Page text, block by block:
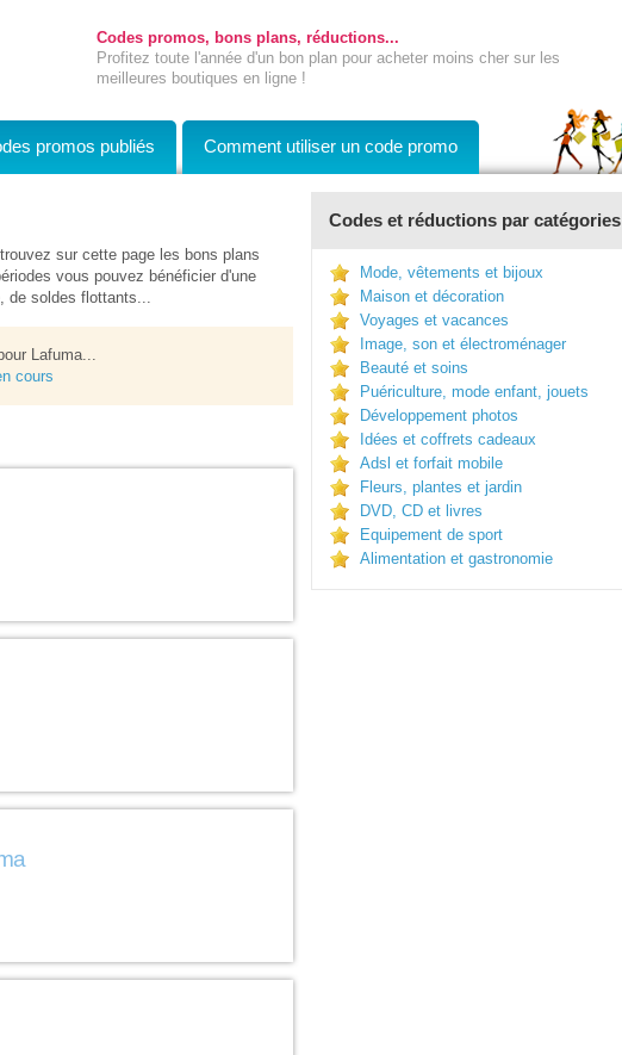
Codes promos, bons plans, réductions...
Profitez toute l'année d'un bon plan pour acheter moins cher sur les
meilleures boutiques en ligne !
promos publiés Comment utiliser un code promo
sur cette page les bons plans
vous pouvez bénéficier d'une
de soldes flottants...
Lafuma...
cours
Codes et réductions par catégories
Mode, vêtements et bijoux
Maison et décoration
Voyages et vacances
Image, son et électroménager
Beauté et soins
Puériculture, mode enfant, jouets
Développement photos
Idées et coffrets cadeaux
Adsl et forfait mobile
Fleurs, plantes et jardin
DVD, CD et livres
Equipement de sport
Alimentation et gastronomie